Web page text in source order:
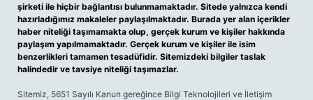
şirketi ile hiçbir bağlantısı bulunmamaktadır. Sitede yalnızca kendi
hazırladığımız makaleler paylaşılmaktadır. Burada yer alan içerikler
haber niteliği taşımamakta olup, gerçek kurum ve kişiler hakkında
paylaşım yapılmamaktadır. Gerçek kurum ve kişiler ile isim
benzerlikleri tamamen tesadüfidir. Sitemizdeki bilgiler taslak
halindedir ve tavsiye niteliği taşımazlar.
Sitemiz, 5651 Sayılı Kanun gereğince Bilgi Teknolojileri ve İletişim